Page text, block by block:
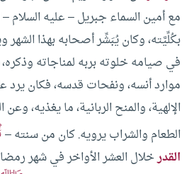
مع أمين السماء جبريل – عليه السلام –
بكُلِّيَّته، وكان يُبَشِّر أصحابه بهذا الشهر
في صيامه خلوته بربه لمناجاته
موارد أنسه، ونفحات قدسه، فكان يرد
الإلهية، والمنح الربانية، ما يغذيه،
الطعام والشراب يرويه.كان من سنته –
القدرخلال العشر الأواخر في شهر